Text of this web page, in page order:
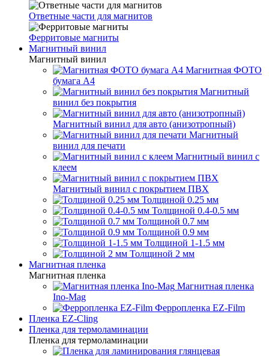
Ответные части для магнитов
Ферритовые магниты
Магнитный винил
Магнитный винил
Магнитная ФОТО
бумага А4
Магнитный
винил без покрытия
Магнитный винил для авто (анизотропный)
Магнитный
винил для печати
Магнитный винил с
клеем
Магнитный винил с покрытием ПВХ
Толщиной 0.25 мм
Толщиной 0.4-0.5 мм
Толщиной 0.7 мм
Толщиной 0.9 мм
Толщиной 1-1.5 мм
Толщиной 2 мм
Магнитная пленка
Магнитная пленка
Магнитная пленка
Ino-Mag
Ферропленка EZ-Film
Пленка EZ-Cling
Пленка для термоламинации
Пленка для термоламинации